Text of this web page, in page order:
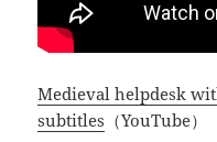
Medieval helpdesk
subtitles （YouTube）